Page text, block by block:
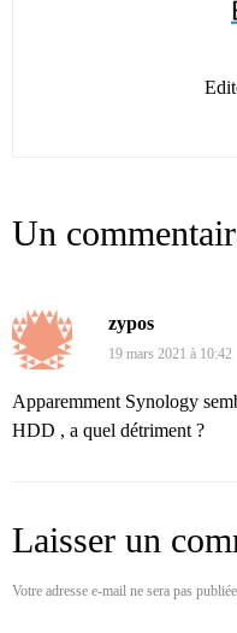
Un
zypos
19 mars 2021 à 10:42
Apparemment Synology
HDD , a quel détriment ?
Laisser un
Votre adresse e-mail ne sera pas